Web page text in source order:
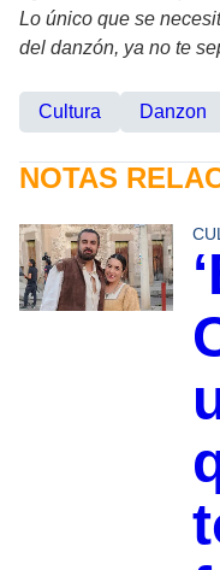
Lo único que se
del danzón, ya no te
Cultura Danzon
NOTAS